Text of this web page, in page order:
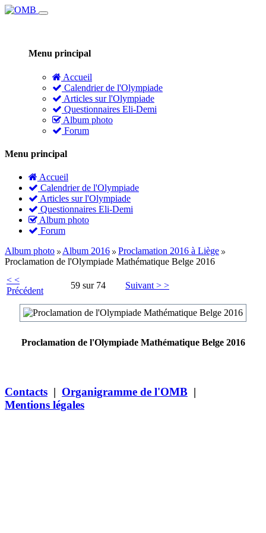
Menu principal
Accueil
Calendrier de l'Olympiade
Articles sur l'Olympiade
Questionnaires Eli-Demi
Album photo
Forum
Menu principal
Accueil
Calendrier de l'Olympiade
Articles sur l'Olympiade
Questionnaires Eli-Demi
Album photo
Forum
Album photo
Album 2016
Proclamation 2016 à Liège
Proclamation de l'Olympiade Mathématique Belge 2016
< <
Précédent
59 sur 74 Suivant > >
Proclamation de l'Olympiade Mathématique Belge 2016
Contacts | Organigramme de l'OMB |
Mentions légales